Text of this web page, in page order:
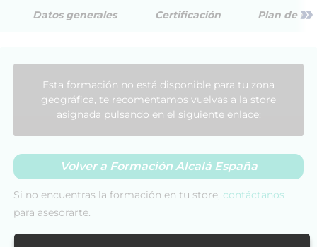
Datos generales Certificación Plan de »
Esta formación no está disponible para tu zona
geográfica, te recomentamos vuelvas a la store
asignada pulsando en el siguiente enlace:
Volver a Formación Alcalá España
Si no encuentras la formación en tu store, contáctanos
para asesorarte.